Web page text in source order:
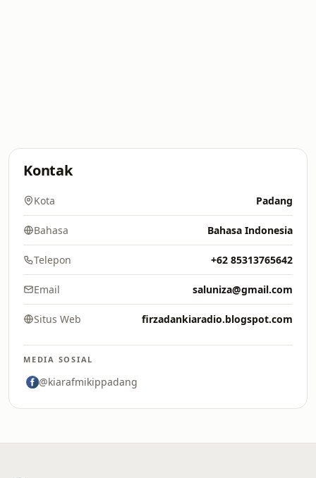
Kontak
Kota Padang
Bahasa Bahasa Indonesia
Telepon +62 85313765642
Email saluniza@gmail.com
Situs Web firzadankiaradio.blogspot.com
MEDIA SOSIAL
@kiarafmikippadang